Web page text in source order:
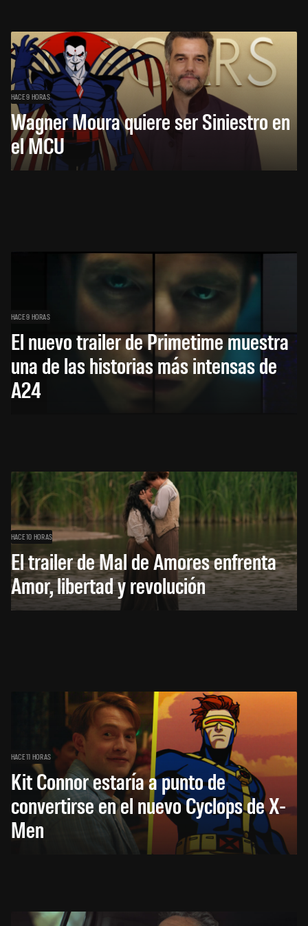
HACE 9 HORAS
Wagner Moura quiere ser Siniestro en
el MCU
HACE 9 HORAS
El nuevo trailer de Primetime muestra
una de las historias más intensas de
A24
HACE 10 HORAS
El trailer de Mal de Amores enfrenta
Amor, libertad y revolución
HACE 11 HORAS
Kit Connor estaría a punto de
convertirse en el nuevo Cyclops de X-
Men